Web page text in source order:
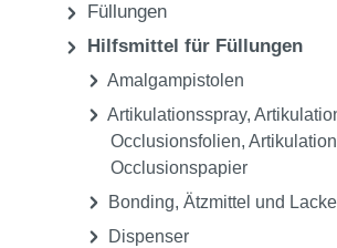
Füllungen
Hilfsmittel für Füllungen
Amalgampistolen
Artikulationsspray,
Occlusionsfolien,
Occlusionspapier
Bonding, Ätzmittel und Lacke
Dispenser